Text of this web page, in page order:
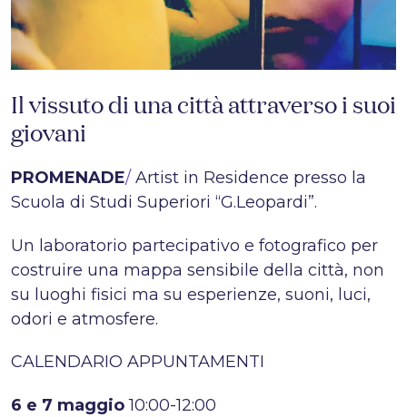
Il vissuto di una città attraverso i suoi
giovani
PROMENADE/ Artist in Residence presso la
Scuola di Studi Superiori “G.Leopardi”.
Un laboratorio partecipativo e fotografico per
costruire una mappa sensibile della città, non
su luoghi fisici ma su esperienze, suoni, luci,
odori e atmosfere.
CALENDARIO APPUNTAMENTI
6 e 7 maggio10:00-12:00